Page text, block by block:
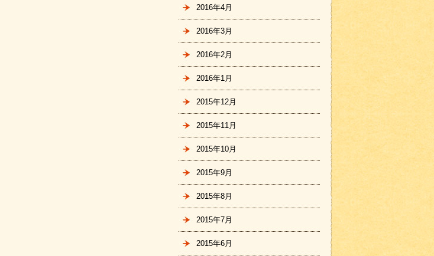
2016年4月
2016年3月
2016年2月
2016年1月
2015年12月
2015年11月
2015年10月
2015年9月
2015年8月
2015年7月
2015年6月